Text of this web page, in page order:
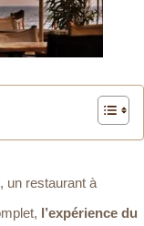
un restaurant à
l’expérience du